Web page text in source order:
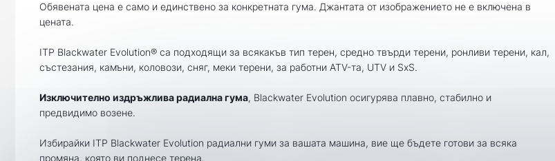
Обявената цена е само и единствено за конкретната гума. Джантата от изображението не е включена в
цената.
ITP Blackwater Evolution® са подходящи за всякакъв тип терен, средно твърди терени, ронливи терени, кал,
състезания, камъни, коловози, сняг, меки терени, за работни ATV-та, UTV и SxS.
Изключително издръжлива радиална гума, Blackwater Evolution осигурява плавно, стабилно и
предвидимо возене.
Избирайки ITP Blackwater Evolution радиални гуми за вашата машина, вие ще бъдете готови за всяка
промяна, която ви поднесе терена.